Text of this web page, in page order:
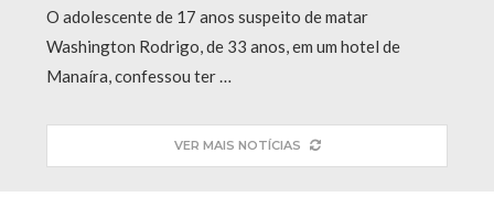
O adolescente de 17 anos suspeito de matar
Washington Rodrigo, de 33 anos, em um hotel de
Manaíra, confessou ter …
VER MAIS NOTÍCIAS